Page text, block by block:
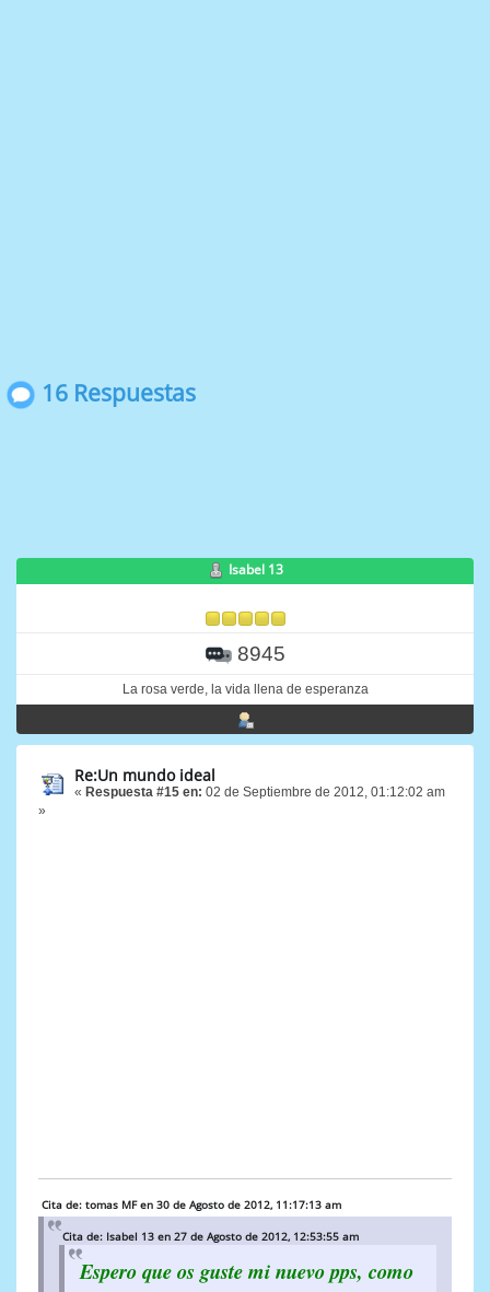
16 Respuestas
Isabel 13
8945
La rosa verde, la vida llena de esperanza
Re:Un mundo ideal
« Respuesta #15 en: 02 de Septiembre de 2012, 01:12:02 am
»
Cita de: tomas MF en 30 de Agosto de 2012, 11:17:13 am
Cita de: Isabel 13 en 27 de Agosto de 2012, 12:53:55 am
Espero que os guste mi nuevo pps, como